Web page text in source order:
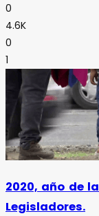
0
4.6K
0
1
2020, año de
Legisladores.